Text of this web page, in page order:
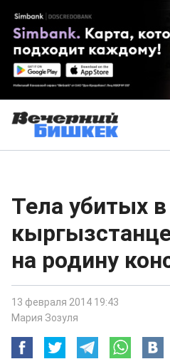
Тела убитых
на родину
13 февраля 2014 19:43
Мария Зозуля